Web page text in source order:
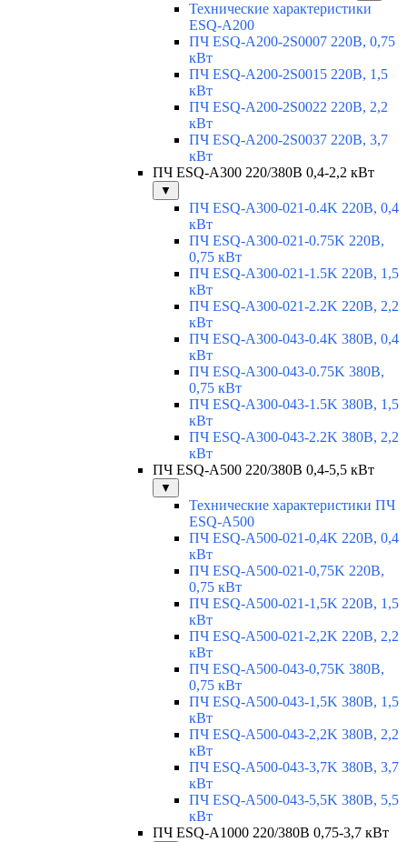
Технические характеристики
ESQ-A200
ПЧ ESQ-A200-2S0007 220В, 0,75
кВт
ПЧ ESQ-A200-2S0015 220В, 1,5
кВт
ПЧ ESQ-A200-2S0022 220В, 2,2
кВт
ПЧ ESQ-A200-2S0037 220В, 3,7
кВт
ПЧ ESQ-A300 220/380В 0,4-2,2 кВт
▼
ПЧ ESQ-A300-021-0.4K 220В, 0,4
кВт
ПЧ ESQ-A300-021-0.75K 220В,
0,75 кВт
ПЧ ESQ-A300-021-1.5K 220В, 1,5
кВт
ПЧ ESQ-A300-021-2.2K 220В, 2,2
кВт
ПЧ ESQ-A300-043-0.4K 380В, 0,4
кВт
ПЧ ESQ-A300-043-0.75K 380В,
0,75 кВт
ПЧ ESQ-A300-043-1.5K 380В, 1,5
кВт
ПЧ ESQ-A300-043-2.2K 380В, 2,2
кВт
ПЧ ESQ-A500 220/380В 0,4-5,5 кВт
▼
Технические характеристики ПЧ
ESQ-A500
ПЧ ESQ-A500-021-0,4K 220В, 0,4
кВт
ПЧ ESQ-A500-021-0,75K 220В,
0,75 кВт
ПЧ ESQ-A500-021-1,5K 220В, 1,5
кВт
ПЧ ESQ-A500-021-2,2K 220В, 2,2
кВт
ПЧ ESQ-A500-043-0,75K 380В,
0,75 кВт
ПЧ ESQ-A500-043-1,5K 380В, 1,5
кВт
ПЧ ESQ-A500-043-2,2K 380В, 2,2
кВт
ПЧ ESQ-A500-043-3,7K 380В, 3,7
кВт
ПЧ ESQ-A500-043-5,5K 380В, 5,5
кВт
ПЧ ESQ-A1000 220/380В 0,75-3,7 кВт